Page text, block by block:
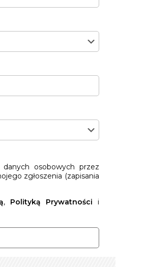
osobowych przez
zgłoszenia (zapisania
, Polityką Prywatności i